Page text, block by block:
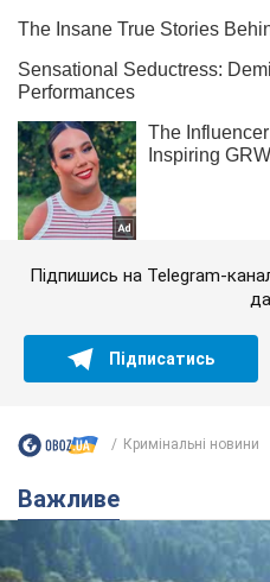
Підпишись на Telegram-
Підписатись
Кримінальні новини
Важливе